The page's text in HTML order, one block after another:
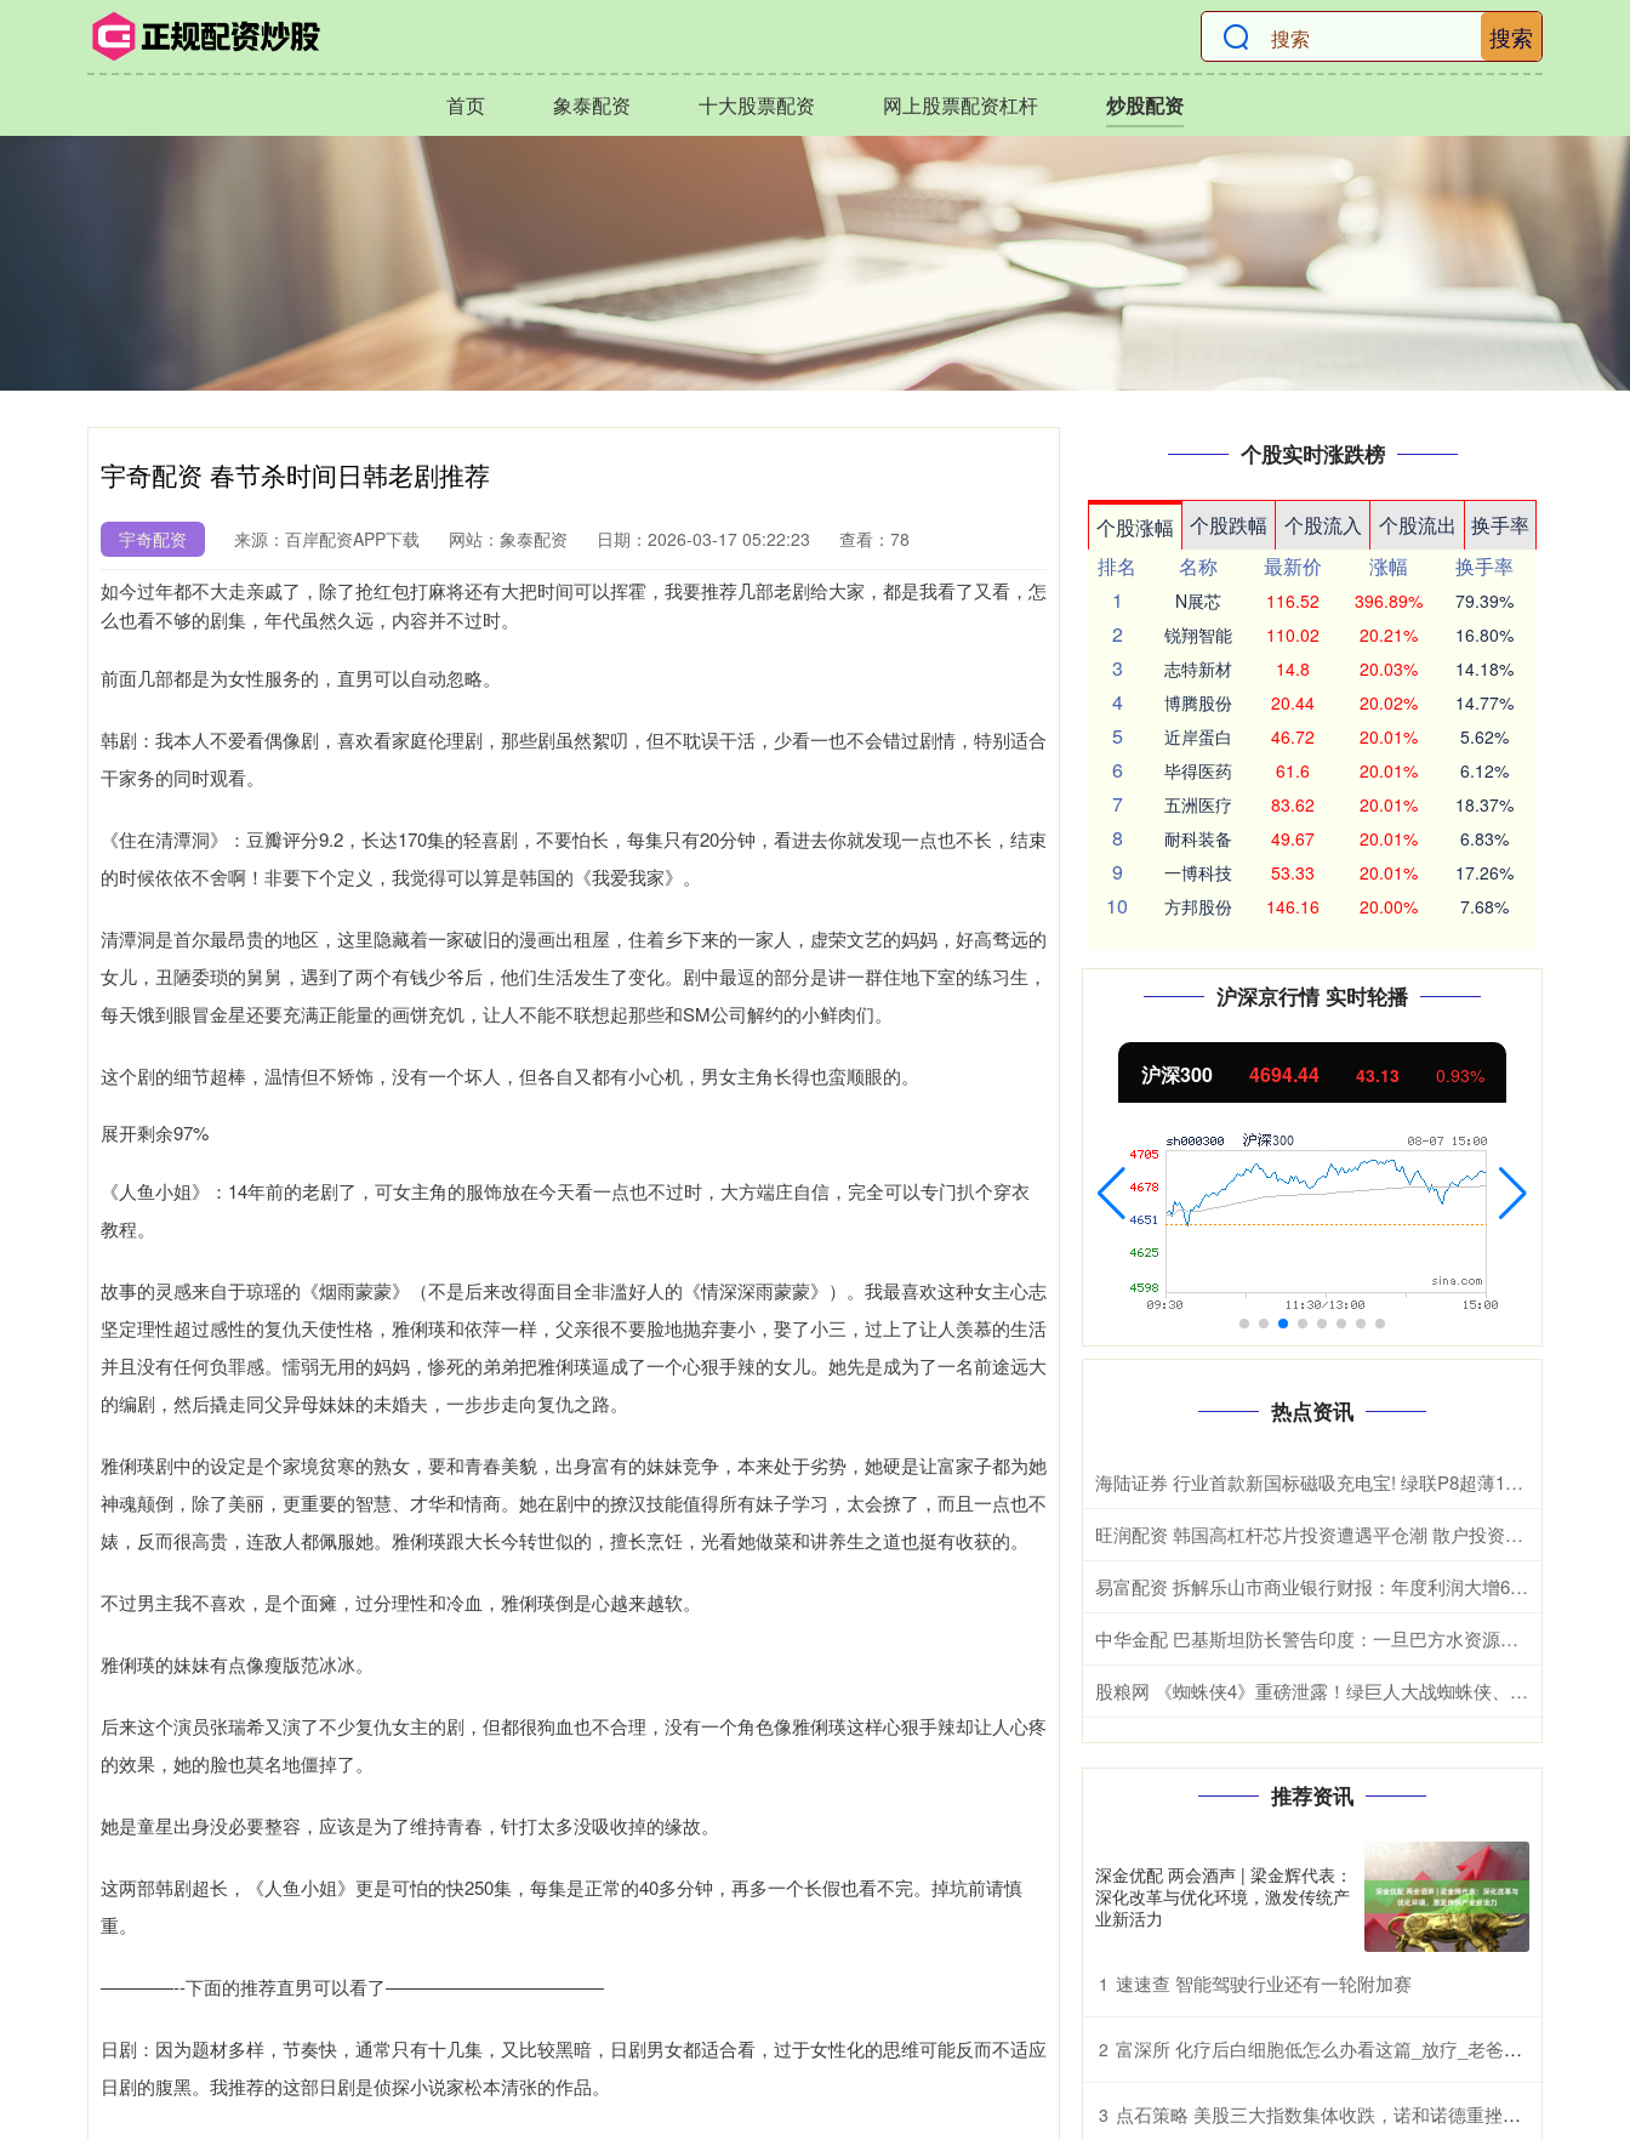
搜索
首页 象泰配资 十大股票配资 网上股票配资杠杆 炒股配资
宇奇配资 春节杀时间日韩老剧推荐
宇奇配资 来源：百岸配资APP下载 网站：象泰配资 日期：2026-03-17 05:22:23 查看：78
如今过年都不大走亲戚了，除了抢红包打麻将还有大把时间可以挥霍，我要推荐几部老剧给大家，都是我看了又看，怎
么也看不够的剧集，年代虽然久远，内容并不过时。
前面几部都是为女性服务的，直男可以自动忽略。
韩剧：我本人不爱看偶像剧，喜欢看家庭伦理剧，那些剧虽然絮叨，但不耽误干活，少看一也不会错过剧情，特别适合
干家务的同时观看。
《住在清潭洞》：豆瓣评分9.2，长达170集的轻喜剧，不要怕长，每集只有20分钟，看进去你就发现一点也不长，结束
的时候依依不舍啊！非要下个定义，我觉得可以算是韩国的《我爱我家》。
清潭洞是首尔最昂贵的地区，这里隐藏着一家破旧的漫画出租屋，住着乡下来的一家人，虚荣文艺的妈妈，好高骛远的
女儿，丑陋委琐的舅舅，遇到了两个有钱少爷后，他们生活发生了变化。剧中最逗的部分是讲一群住地下室的练习生，
每天饿到眼冒金星还要充满正能量的画饼充饥，让人不能不联想起那些和SM公司解约的小鲜肉们。
这个剧的细节超棒，温情但不矫饰，没有一个坏人，但各自又都有小心机，男女主角长得也蛮顺眼的。
展开剩余97%
《人鱼小姐》：14年前的老剧了，可女主角的服饰放在今天看一点也不过时，大方端庄自信，完全可以专门扒个穿衣
教程。
故事的灵感来自于琼瑶的《烟雨蒙蒙》（不是后来改得面目全非滥好人的《情深深雨蒙蒙》）。我最喜欢这种女主心志
坚定理性超过感性的复仇天使性格，雅俐瑛和依萍一样，父亲很不要脸地抛弃妻小，娶了小三，过上了让人羡慕的生活
并且没有任何负罪感。懦弱无用的妈妈，惨死的弟弟把雅俐瑛逼成了一个心狠手辣的女儿。她先是成为了一名前途远大
的编剧，然后撬走同父异母妹妹的未婚夫，一步步走向复仇之路。
雅俐瑛剧中的设定是个家境贫寒的熟女，要和青春美貌，出身富有的妹妹竞争，本来处于劣势，她硬是让富家子都为她
神魂颠倒，除了美丽，更重要的智慧、才华和情商。她在剧中的撩汉技能值得所有妹子学习，太会撩了，而且一点也不
婊，反而很高贵，连敌人都佩服她。雅俐瑛跟大长今转世似的，擅长烹饪，光看她做菜和讲养生之道也挺有收获的。
不过男主我不喜欢，是个面瘫，过分理性和冷血，雅俐瑛倒是心越来越软。
雅俐瑛的妹妹有点像瘦版范冰冰。
后来这个演员张瑞希又演了不少复仇女主的剧，但都很狗血也不合理，没有一个角色像雅俐瑛这样心狠手辣却让人心疼
的效果，她的脸也莫名地僵掉了。
她是童星出身没必要整容，应该是为了维持青春，针打太多没吸收掉的缘故。
这两部韩剧超长，《人鱼小姐》更是可怕的快250集，每集是正常的40多分钟，再多一个长假也看不完。掉坑前请慎
重。
————--下面的推荐直男可以看了————————————
日剧：因为题材多样，节奏快，通常只有十几集，又比较黑暗，日剧男女都适合看，过于女性化的思维可能反而不适应
日剧的腹黑。我推荐的这部日剧是侦探小说家松本清张的作品。
个股实时涨跌榜
个股涨幅 个股跌幅 个股流入 个股流出
换手率
排名
名称 最新价 涨幅
换手率
1
N展芯 116.52 396.89% 79.39%
2 锐翔智能 110.02 20.21% 16.80%
3 志特新材 14.8 20.03% 14.18%
4 博腾股份 20.44 20.02% 14.77%
5 近岸蛋白 46.72 20.01% 5.62%
6 毕得医药 61.6 20.01% 6.12%
7 五洲医疗 83.62 20.01% 18.37%
8 耐科装备 49.67 20.01% 6.83%
9 一博科技 53.33 20.01% 17.26%
10 方邦股份 146.16 20.00% 7.68%
沪深京行情 实时轮播
1.02% 深证成指 14311.01 200.89 1.42% 沪深300 4694.44 43.13 北证50 1134.24 11.37 1.01%
热点资讯
海陆证券 行业首款新国标磁吸充电宝! 绿联P8超薄10000mAh磁吸移动电源开启预约
旺润配资 韩国高杠杆芯片投资遭遇平仓潮 散户投资者损失惨重
易富配资 拆解乐山市商业银行财报：年度利润大增68%，是否可持续？
中华金配 巴基斯坦防长警告印度：一旦巴方水资源安全受到威胁，肯定与印度开战
股粮网 《蜘蛛侠4》重磅泄露！绿巨人大战蜘蛛侠、梅姨回归
推荐资讯
深金优配 两会酒声 | 梁金辉代表：
深化改革与优化环境，激发传统产
业新活力
1 速速查 智能驾驶行业还有一轮附加赛
2 富深所 化疗后白细胞低怎么办看这篇_放疗_老爸_鲫鱼豆腐汤
3 点石策略 美股三大指数集体收跌，诺和诺德重挫超21%，国际油价涨超3%